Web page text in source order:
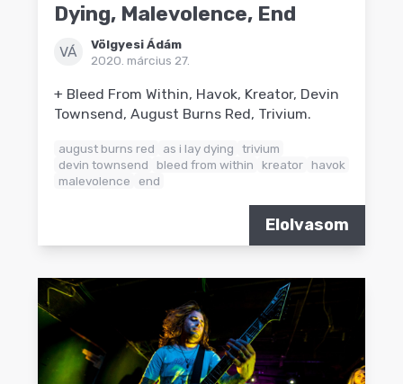
Dying, Malevolence, End
VÁ
Völgyesi Ádám
2020. március 27.
+ Bleed From Within, Havok, Kreator, Devin
Townsend, August Burns Red, Trivium.
august burns red as i lay dying
trivium
devin townsend
bleed from within kreator havok
malevolence
end
Elolvasom